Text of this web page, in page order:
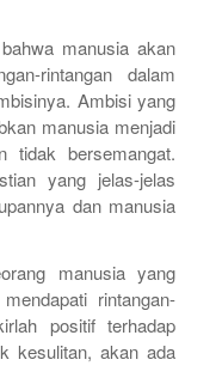
manusia akan
rintangan dalam
Ambisi yang
manusia menjadi
tidak bersemangat.
yang jelas-jelas
dan manusia
manusia yang
rintangan-
positif terhadap
kesulitan, akan ada